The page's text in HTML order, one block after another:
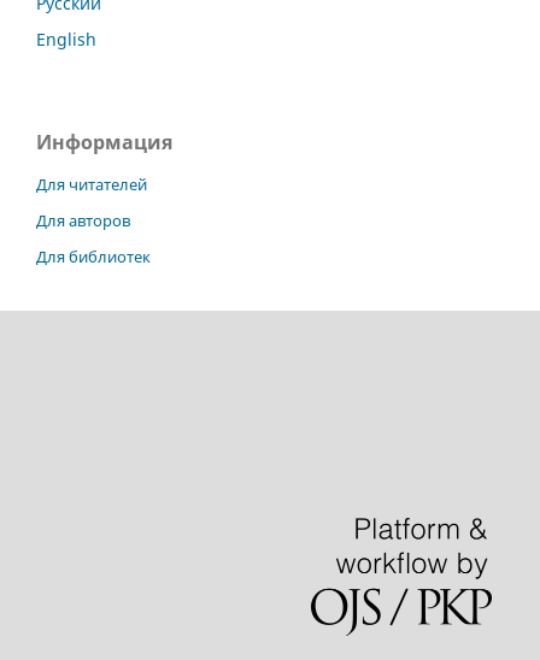
English
Информация
Для читателей
Для авторов
Для библиотек